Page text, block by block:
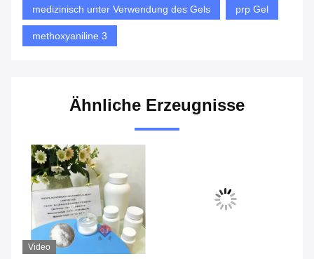
medizinisch unter Verwendung des Gels prp Gel
methoxyaniline 3
Ähnliche Erzeugnisse
Video